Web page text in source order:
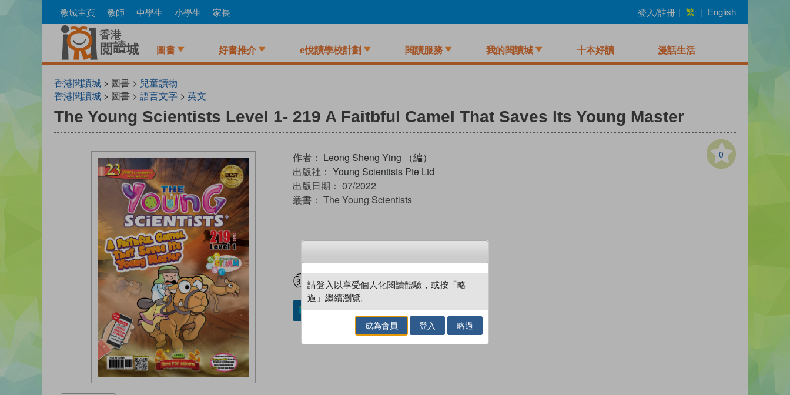
to
教城主頁 教師 中學生 小學生 家長 登入/註冊 | 繁 | English
圖書 好書推介 e悅讀學校計劃 閱讀服務 我的閱讀城 十本好讀 漫話生活
香港閱讀城 > 圖書 > 兒童讀物
香港閱讀城 > 圖書 > 語言文字 > 英文
The Young Scientists Level 1- 219 A Faitbful Camel That Saves Its Young Master
0
作者： Leong Sheng Ying （編）
出版社： Young Scientists Pte Ltd
出版日期： 07/2022
叢書： The Young Scientists
試閲 加入閱讀紀錄
加入／閱讀電子書
請登入以享受個人化閱讀體驗，或按「略
過」繼續瀏覽。
成為會員 登入 略過